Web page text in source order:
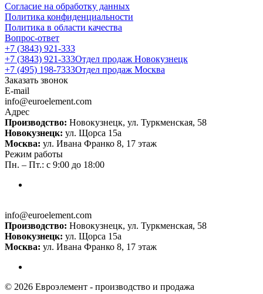
Согласие на обработку данных
Политика конфиденциальности
Политика в области качества
Вопрос-ответ
+7 (3843) 921-333
+7 (3843) 921-333Отдел продаж Новокузнецк
+7 (495) 198-7333Отдел продаж Москва
Заказать звонок
E-mail
info@euroelement.com
Адрес
Производство: Новокузнецк, ул. Туркменская, 58
Новокузнецк: ул. Щорса 15а
Москва: ул. Ивана Франко 8, 17 этаж
Режим работы
Пн. – Пт.: с 9:00 до 18:00
info@euroelement.com
Производство: Новокузнецк, ул. Туркменская, 58
Новокузнецк: ул. Щорса 15а
Москва: ул. Ивана Франко 8, 17 этаж
© 2026 Евроэлемент - производство и продажа